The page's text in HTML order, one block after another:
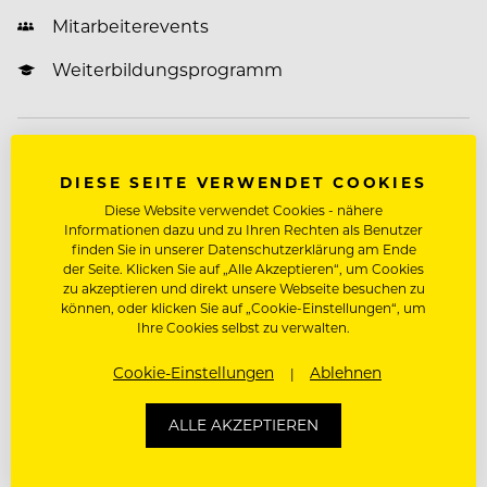
Mitarbeiterevents
Weiterbildungsprogramm
Wir sind leidenschaftliche Contract-Caterer,
bekannt als „Die Frischemacher“ mit über 140
Restaurants in den Geschäftsbereichen Business,
sowie Care & Education. Seit 1951 widmen wir uns
mit Leidenschaft unserem nachhaltigen Konzept
daher liegt unser Fokus auf einer individuellen
Frischküche, saisonalen und regionalen Zutaten,
Geschmacksverstärker und von uns zugesetzten
Mehr zum Unternehmen Genuss & Harmonie
DIESE SEITE VERWENDET COOKIES
Diese Website verwendet Cookies - nähere
Informationen dazu und zu Ihren Rechten als Benutzer
finden Sie in unserer Datenschutzerklärung am Ende
der Seite. Klicken Sie auf „Alle Akzeptieren“, um Cookies
zu akzeptieren und direkt unsere Webseite besuchen zu
können, oder klicken Sie auf „Cookie-Einstellungen“, um
Ihre Cookies selbst zu verwalten.
Cookie-Einstellungen Ablehnen
ALLE AKZEPTIEREN